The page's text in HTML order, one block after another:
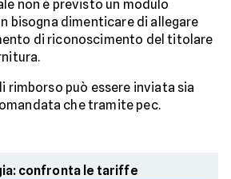
non è previsto un modulo
bisogna dimenticare di allegare
di riconoscimento del titolare
rimborso può essere inviata sia
che tramite pec.
confronta le tariffe